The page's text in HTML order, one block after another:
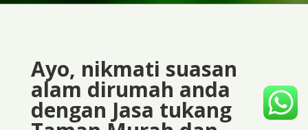
Ayo, nikmati suasan
alam dirumah anda
dengan Jasa tukang